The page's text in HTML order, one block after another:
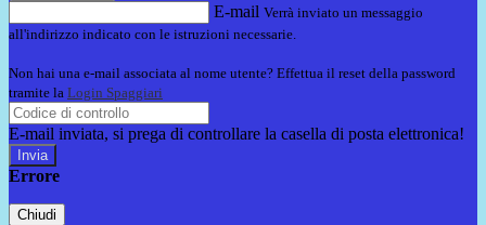
E-mail Verrà inviato un messaggio
all'indirizzo indicato con le istruzioni necessarie.
Non hai una e-mail associata al nome utente? Effettua il reset della password
tramite la Login Spaggiari
E-mail inviata, si prega di controllare la casella di posta elettronica!
Errore
Chiudi